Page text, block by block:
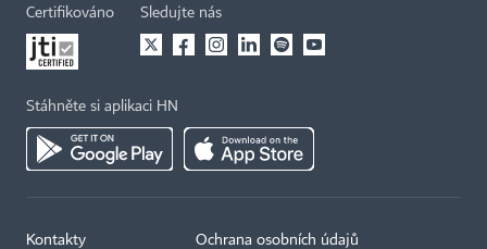
Certifikováno Sledujte nás
Stáhněte si aplikaci HN
Kontakty Ochrana osobních údajů